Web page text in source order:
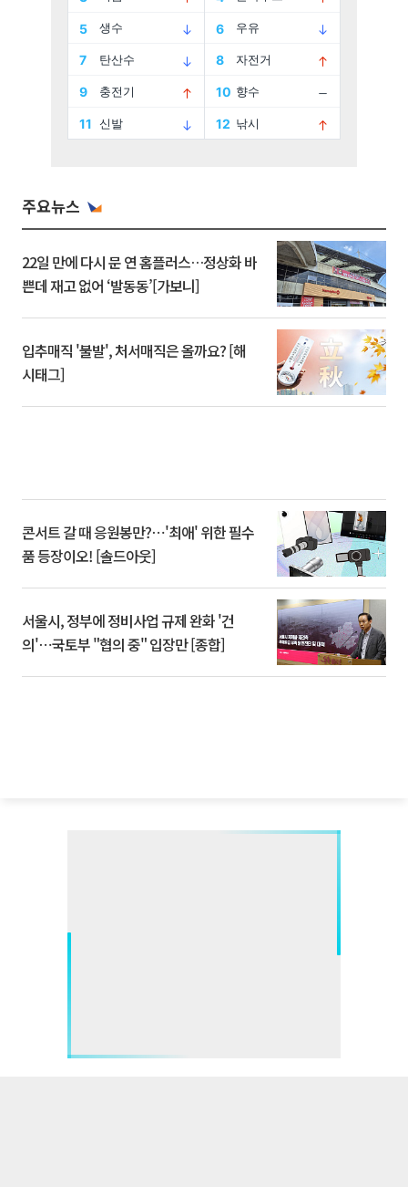
주요뉴스
22일 만에 다시 문 연 홈플러스…정상화 바
쁜데 재고 없어 ‘발동동’[가보니]
입추매직 '불발', 처서매직은 올까요? [해
시태그]
콘서트 갈 때 응원봉만?⋯'최애' 위한 필수
품 등장이오! [솔드아웃]
서울시, 정부에 정비사업 규제 완화 '건
의'⋯국토부 "협의 중" 입장만 [종합]